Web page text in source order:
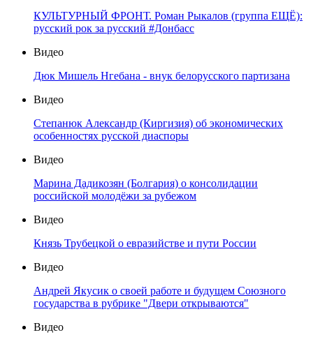
КУЛЬТУРНЫЙ ФРОНТ. Роман Рыкалов (группа ЕЩЁ):
русский рок за русский #Донбасс
Видео
Дюк Мишель Нгебана - внук белорусского партизана
Видео
Степанюк Александр (Киргизия) об экономических
особенностях русской диаспоры
Видео
Марина Дадикозян (Болгария) о консолидации
российской молодёжи за рубежом
Видео
Князь Трубецкой о евразийстве и пути России
Видео
Андрей Якусик о своей работе и будущем Союзного
государства в рубрике "Двери открываются"
Видео